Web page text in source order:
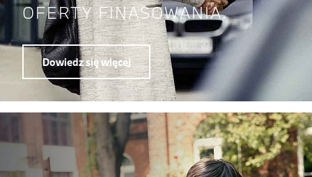
OFERTY FINASOWANIA.
Dowiedz się więcej